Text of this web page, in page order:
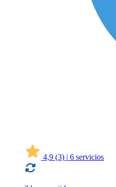
4,9 (3) | 6 servicios